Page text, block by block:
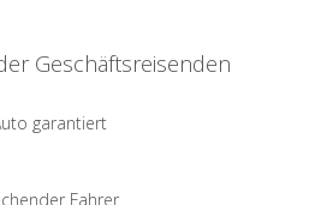
Geschäftsreisenden
garantiert
Fahrer